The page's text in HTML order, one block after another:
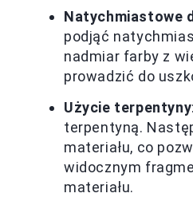
Natychmiastowe
podjąć
nadmiar farby z
prowadzić do
Użycie terpentyny
terpentyną.
materiału, co
widocznym
materiału.